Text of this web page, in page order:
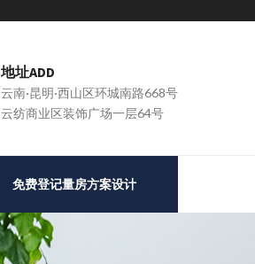
地址ADD
云南·昆明·西山区环城南路668号
云纺商业区装饰广场一层64号
免费登记量房方案设计